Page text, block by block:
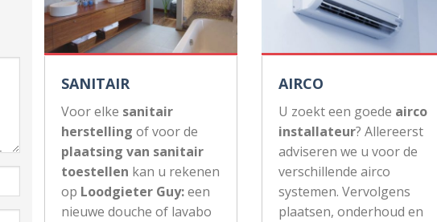
SANITAIR
Voor elke sanitair
herstelling of voor de
plaatsing van sanitair
toestellen kan u rekenen
op Loodgieter Guy:een
nieuwe douche of lavabo
AIRCO
U zoekt een goede airco
installateur? Allereerst
adviseren we u voor de
verschillende airco
systemen. Vervolgens
plaatsen, onderhoud en